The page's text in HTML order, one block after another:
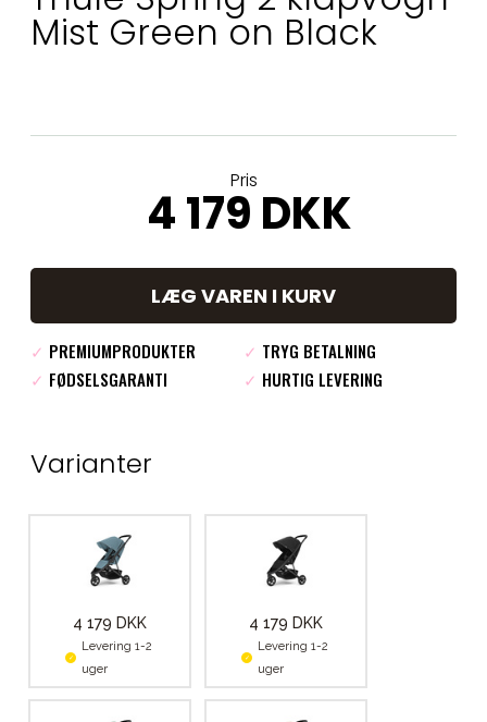
Mist Green on Black
Pris
4 179 DKK
LÆG VAREN I KURV
✓ PREMIUMPRODUKTER ✓ TRYG BETALNING
✓ FØDSELSGARANTI ✓ HURTIG LEVERING
Varianter
4 179 DKK
Levering 1-2
uger
4 179 DKK
Levering 1-2
uger